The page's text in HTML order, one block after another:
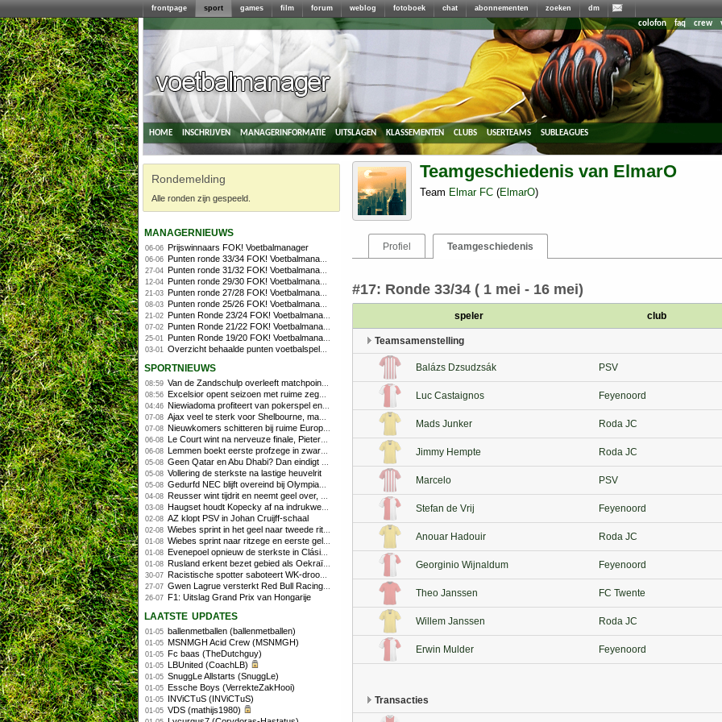
frontpage sport games film forum weblog fotoboek chat abonnementen zoeken dm
colofon faq crew
home inschrijven managerinformatie uitslagen klassementen clubs userteams subleagues
Rondemelding
Alle ronden zijn gespeeld.
managernieuws
06-06 Prijswinnaars FOK! Voetbalmanager
06-06 Punten ronde 33/34 FOK! Voetbalmanager
27-04 Punten ronde 31/32 FOK! Voetbalmanager 2010/2011
12-04 Punten ronde 29/30 FOK! Voetbalmanager 2010/2011
21-03 Punten ronde 27/28 FOK! Voetbalmanager
08-03 Punten ronde 25/26 FOK! Voetbalmanager
21-02 Punten Ronde 23/24 FOK! Voetbalmanager
07-02 Punten Ronde 21/22 FOK! Voetbalmanager
25-01 Punten Ronde 19/20 FOK! Voetbalmanager
03-01 Overzicht behaalde punten voetbalspelers
sportnieuws
08:59 Van de Zandschulp overleeft matchpoints, ook Griekspoor verder in Montreal
08:56 Excelsior opent seizoen met ruime zege op promovendus Cambuur
04:46 Niewiadoma profiteert van pokerspel en grijpt geel op Ventoux
07-08 Ajax veel te sterk voor Shelbourne, maar houdt schade beperkt
07-08 Nieuwkomers schitteren bij ruime Europese zege FC Twente
06-08 Le Court wint na nerveuze finale, Pieterse derde
06-08 Lemmen boekt eerste profzege in zware Ronde van Polen-rit
05-08 Geen Qatar en Abu Dhabi? Dan eindigt Formule 1-seizoen mogelijk in Europa
05-08 Vollering de sterkste na lastige heuvelrit
05-08 Gedurfd NEC blijft overeind bij Olympiakos
04-08 Reusser wint tijdrit en neemt geel over, Nooijen knap tweede
03-08 Haugset houdt Kopecky af na indrukwekkende solo van 86 kilometer
02-08 AZ klopt PSV in Johan Cruijff-schaal
02-08 Wiebes sprint in het geel naar tweede ritzege
01-08 Wiebes sprint naar ritzege en eerste gele trui in Tour Femmes
01-08 Evenepoel opnieuw de sterkste in Clásica San Sebastián
01-08 Rusland erkent bezet gebied als Oekraïens voor opheffing IOC-schorsing
30-07 Racistische spotter saboteert WK-droom van powerliftster
27-07 Gwen Lagrue versterkt Red Bull Racing vanaf 2027
26-07 F1: Uitslag Grand Prix van Hongarije
laatste updates
01-05 ballenmetballen (ballenmetballen)
01-05 MSNMGH Acid Crew (MSNMGH)
01-05 Fc baas (TheDutchguy)
01-05 LBUnited (CoachLB)
01-05 SnuggLe Allstarts (SnuggLe)
01-05 Essche Boys (VerrekteZakHooi)
01-05 INViCTuS (INViCTuS)
01-05 VDS (mathijs1980)
Teamgeschiedenis van ElmarO
Team Elmar FC (ElmarO)
Profiel Teamgeschiedenis
#17: Ronde 33/34 ( 1 mei - 16 mei)
speler club
Teamsamenstelling
Balázs Dzsudzsák PSV
Luc Castaignos Feyenoord
Mads Junker Roda JC
Jimmy Hempte Roda JC
Marcelo PSV
Stefan de Vrij Feyenoord
Anouar Hadouir Roda JC
Georginio Wijnaldum Feyenoord
Theo Janssen FC Twente
Willem Janssen Roda JC
Erwin Mulder Feyenoord
Transacties